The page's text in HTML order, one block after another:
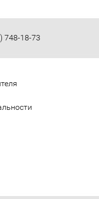
748-18-73